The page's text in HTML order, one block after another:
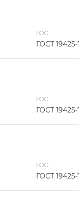
ГОСТ
ГОСТ 19425-
ГОСТ
ГОСТ 19425-
ГОСТ
ГОСТ 19425-